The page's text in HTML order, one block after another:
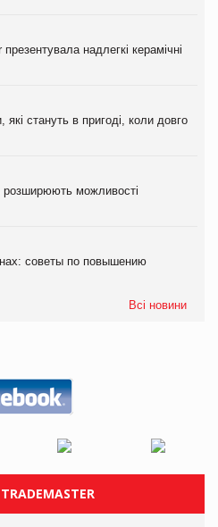
надлегкі керамічні
стануть в пригоді, коли довго
можливості
советы по повышению
Всі новини